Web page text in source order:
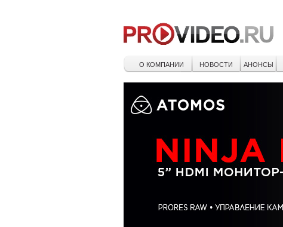
О КОМПАНИИ НОВОСТИ АНОНСЫ